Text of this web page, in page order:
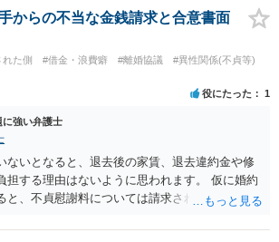
からの不当な金銭請求と合意書面
れた側 #借金・浪費癖 #離婚協議
#異性関係(不貞等)
役にたった 1
強い弁護士
ないとなると、退去後の家賃、退去違約金や修
担する理由はないように思われます。 仮に婚約
と、不貞慰謝料については請求される可能性が
談し、弁護士から回答をさせると良いでしょ